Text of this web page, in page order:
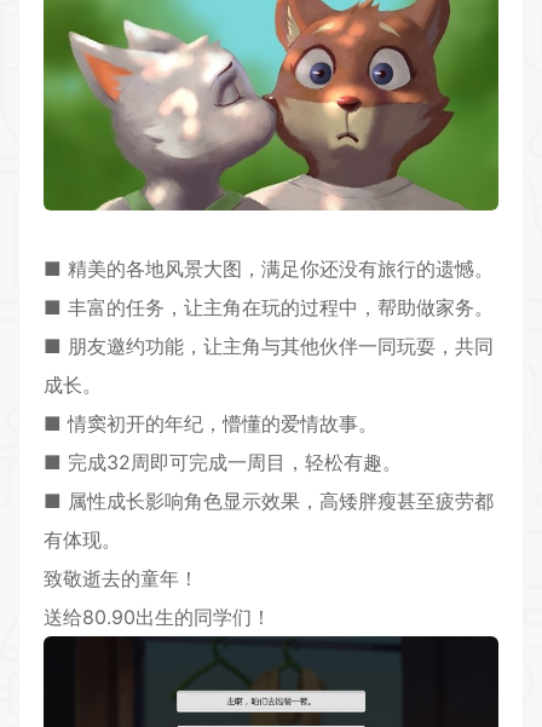
■ 精美的各地风景大图，满足你还没有旅行的遗憾。
■ 丰富的任务，让主角在玩的过程中，帮助做家务。
■ 朋友邀约功能，让主角与其他伙伴一同玩耍，共同
成长。
■ 情窦初开的年纪，懵懂的爱情故事。
■ 完成32周即可完成一周目，轻松有趣。
■ 属性成长影响角色显示效果，高矮胖瘦甚至疲劳都
有体现。
致敬逝去的童年！
送给80.90出生的同学们！